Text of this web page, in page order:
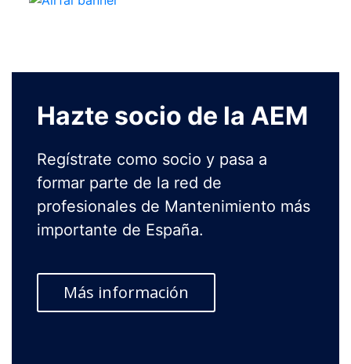
Hazte socio de la AEM
Regístrate como socio y pasa a
formar parte de la red de
profesionales de Mantenimiento más
importante de España.
Más información